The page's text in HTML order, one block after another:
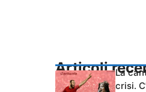
Articoli
La
crisi.